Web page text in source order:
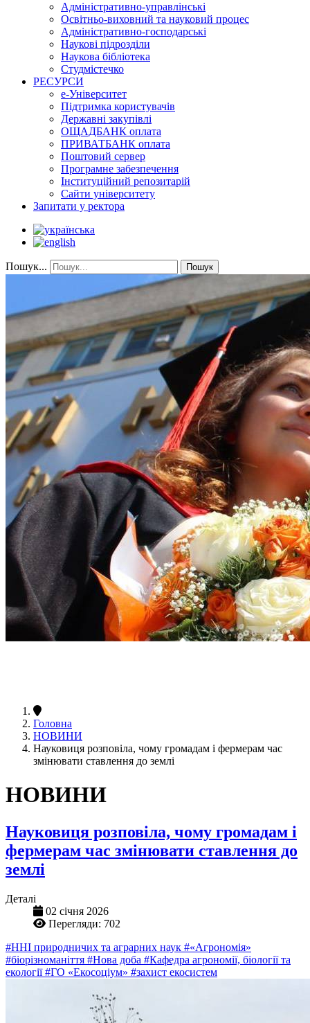
Адміністративно-управлінські
Освітньо-виховний та науковий процес
Адміністративно-господарські
Наукові підрозділи
Наукова бібліотека
Студмістечко
РЕСУРСИ
е-Університет
Підтримка користувачів
Державні закупівлі
ОЩАДБАНК оплата
ПРИВАТБАНК оплата
Поштовий сервер
Програмне забезпечення
Інституційний репозитарій
Сайти університету
Запитати у ректора
Пошук... Пошук
Головна
НОВИНИ
Науковиця розповіла, чому громадам і фермерам час
змінювати ставлення до землі
НОВИНИ
Науковиця розповіла, чому громадам і
фермерам час змінювати ставлення до
землі
Деталі
02 січня 2026
Перегляди: 702
#ННІ природничих та аграрних наук #«Агрономія»
#біорізноманіття #Нова доба #Кафедра агрономії, біології та
екології#ГО «Екосоціум» #захист екосистем